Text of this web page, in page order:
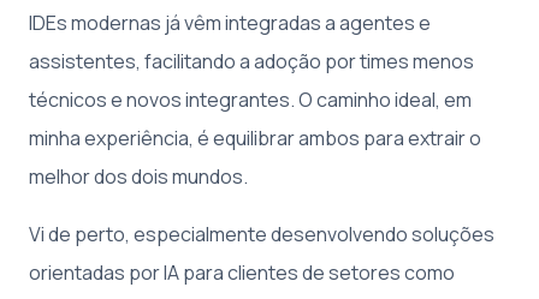
IDEs modernas já vêm integradas a agentes e
assistentes, facilitando a adoção por times menos
técnicos e novos integrantes. O caminho ideal, em
minha experiência, é equilibrar ambos para extrair o
melhor dos dois mundos.
Vi de perto, especialmente desenvolvendo soluções
orientadas por IA para clientes de setores como